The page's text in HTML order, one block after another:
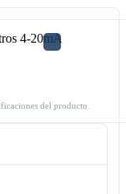
del producto.